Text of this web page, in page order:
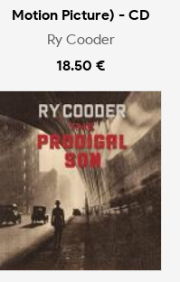
Motion Picture) - CD
Ry Cooder
18.50 €